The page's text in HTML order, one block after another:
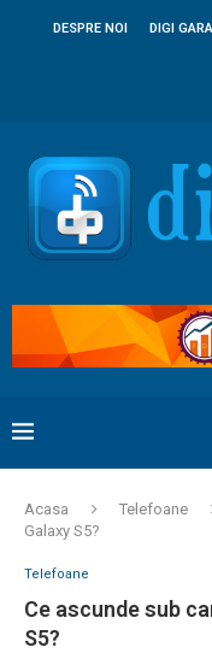
DESPRE NOI DIGI
Acasa Telefoane
Galaxy S5?
Telefoane
Ce ascunde sub
S5?